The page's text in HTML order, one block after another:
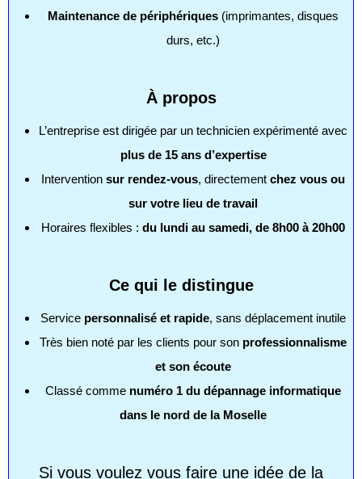
Maintenance de périphériques (imprimantes, disques
durs, etc.)
À propos
L’entreprise est dirigée par un technicien expérimenté avec
plus de 15 ans d’expertise
Intervention sur rendez-vous, directement chez vous ou
sur votre lieu de travail
Horaires flexibles : du lundi au samedi, de 8h00 à 20h00
Ce qui le distingue
Service personnalisé et rapide, sans déplacement inutile
Très bien noté par les clients pour son professionnalisme
et son écoute
Classé comme numéro 1 du dépannage informatique
dans le nord de la Moselle
Si vous voulez vous faire une idée de la